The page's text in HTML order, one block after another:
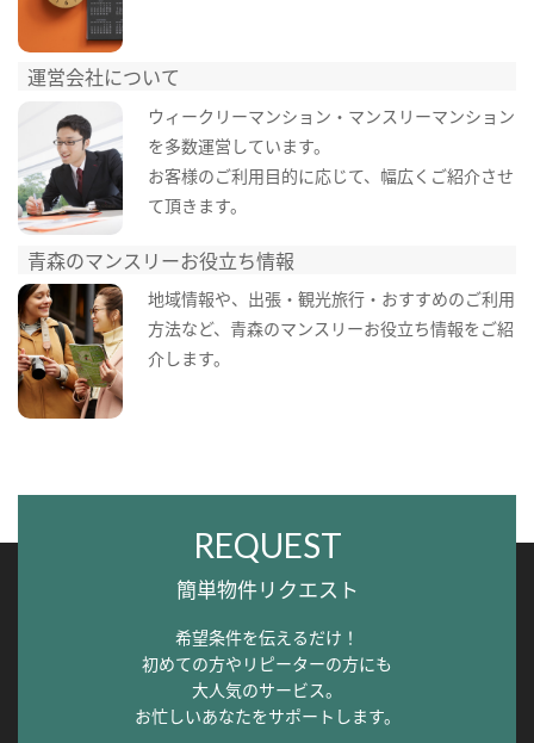
運営会社について
ウィークリーマンション・マンスリーマンション
を多数運営しています。
お客様のご利用目的に応じて、幅広くご紹介させ
て頂きます。
青森のマンスリーお役立ち情報
地域情報や、出張・観光旅行・おすすめのご利用
方法など、青森のマンスリーお役立ち情報をご紹
介します。
REQUEST
簡単物件リクエスト
希望条件を伝えるだけ！
初めての方やリピーターの方にも
大人気のサービス。
お忙しいあなたをサポートします。